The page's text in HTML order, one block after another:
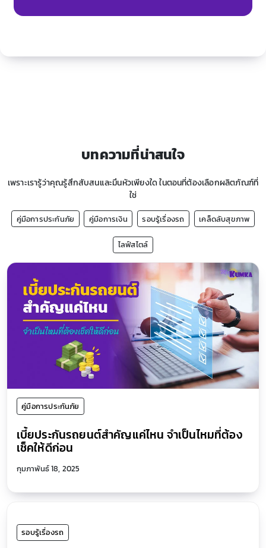
บทความที่น่าสนใจ
เพราะเรารู้ว่าคุณรู้สึกสับสนและมึนหัวเพียงใด ในตอนที่ต้องเลือกผลิตภัณฑ์ที่
ใช่
คู่มือการประกันภัย คู่มือการเงิน รอบรู้เรื่องรถ เคล็ดลับสุขภาพ
ไลฟ์สไตล์
คู่มือการประกันภัย
เบี้ยประกันรถยนต์สำคัญแค่ไหน จำเป็นไหมที่ต้อง
เช็คให้ดีก่อน
กุมภาพันธ์ 18, 2025